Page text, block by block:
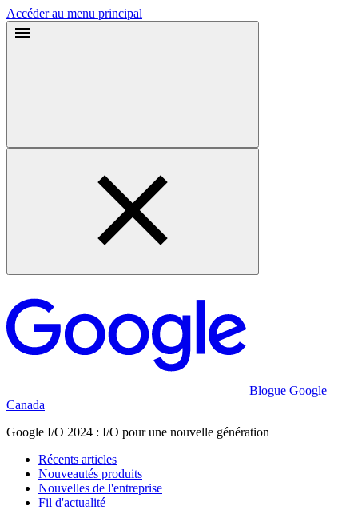
Accéder au menu principal
Blogue Google
Canada
Google I/O 2024 : I/O pour une nouvelle génération
Récents articles
Nouveautés produits
Nouvelles de l'entreprise
Fil d'actualité